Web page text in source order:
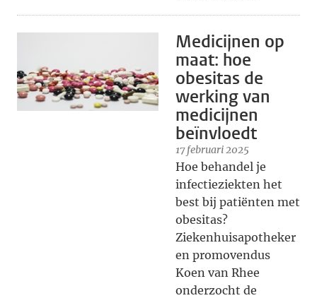
Medicijnen op
maat: hoe
obesitas de
werking van
medicijnen
beïnvloedt
17 februari 2025
Hoe behandel je
infectieziekten het
best bij patiënten met
obesitas?
Ziekenhuisapotheker
en promovendus
Koen van Rhee
onderzocht de